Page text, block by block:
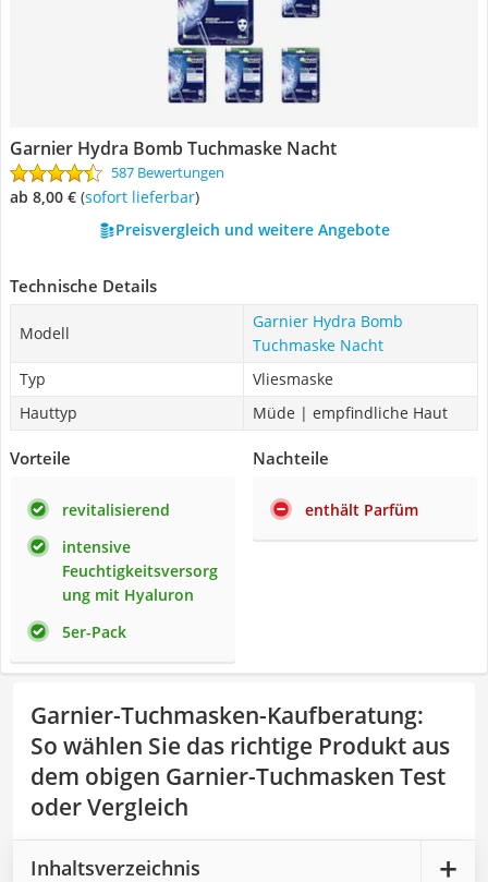
Garnier Hydra Bomb Tuchmaske Nacht
587 Bewertungen
ab 8,00 € ( Sofort lieferbar)
Preisvergleich und weitere Angebote
Technische Details
Modell
Garnier Hydra Bomb
Tuchmaske Nacht
Typ
Vliesmaske
Hauttyp
Müde | empfindliche Haut
Vorteile
revitalisierend
intensive
Feuchtigkeitsversorg
ung mit Hyaluron
5er-Pack
Nachteile
enthält Parfüm
Garnier-Tuchmasken-Kaufberatung:
So wählen Sie das richtige Produkt aus
dem obigen Garnier-Tuchmasken Test
oder Vergleich
Inhaltsverzeichnis